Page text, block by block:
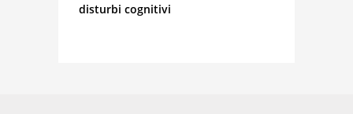
disturbi cognitivi